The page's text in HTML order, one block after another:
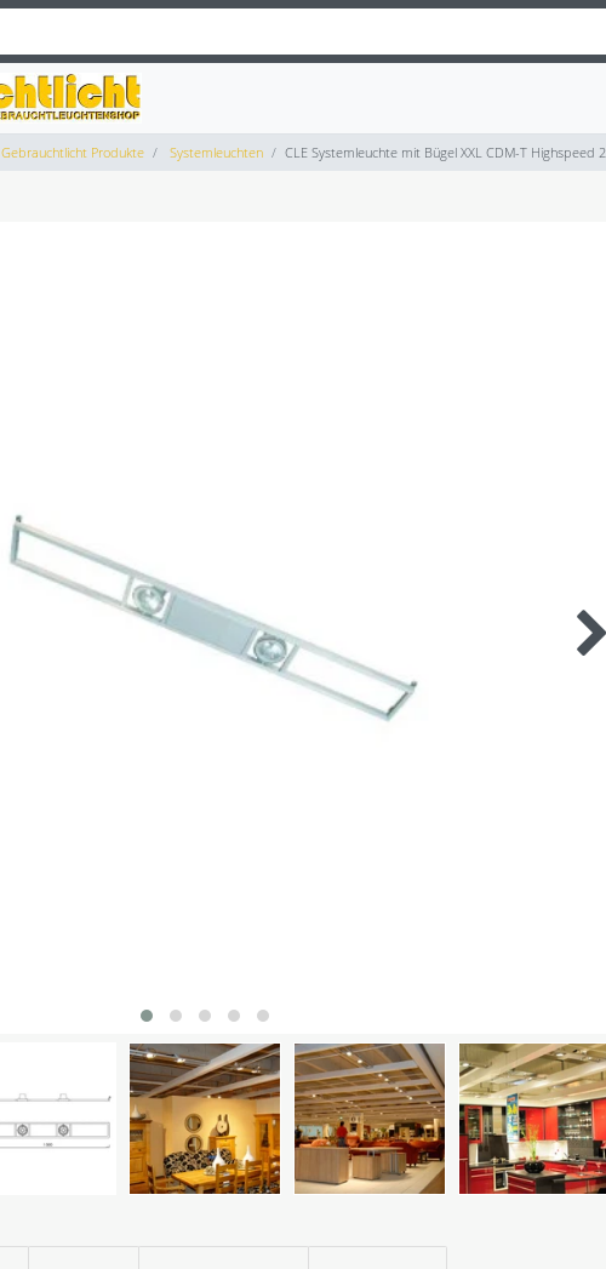
Gebrauchtlicht Produkte Systemleuchten CLE Systemleuchte mit Bügel XXL CDM-T Highspeed